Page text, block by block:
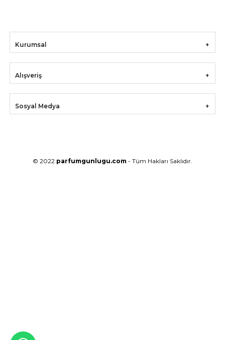
Kurumsal
Alışveriş
Sosyal Medya
© 2022 parfumgunlugu.com - Tüm Hakları Saklıdır.